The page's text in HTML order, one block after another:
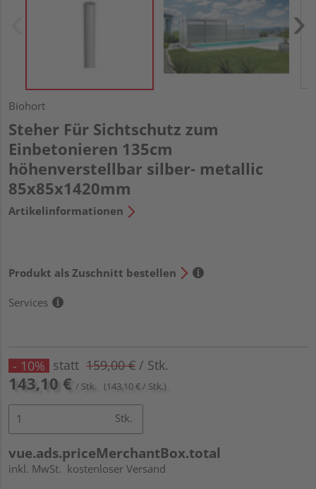
Biohort
Steher Für Sichtschutz zum
Einbetonieren 135cm
höhenverstellbar silber- metallic
85x85x1420mm
Artikelinformationen
Produkt als Zuschnitt bestellen
Services
- 10% statt 159,00 € / Stk.
143,10 € / Stk. (143,10 € / Stk.)
Stk.
vue.ads.priceMerchantBox.total
inkl. MwSt. kostenloser Versand